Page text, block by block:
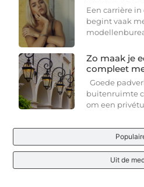
Uit de
Een carrière
begint vaak
Zo maak je
compleet
Goede
buitenruimte
om een